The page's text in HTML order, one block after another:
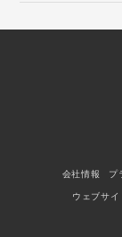
会社情報 プ
ウェブサ